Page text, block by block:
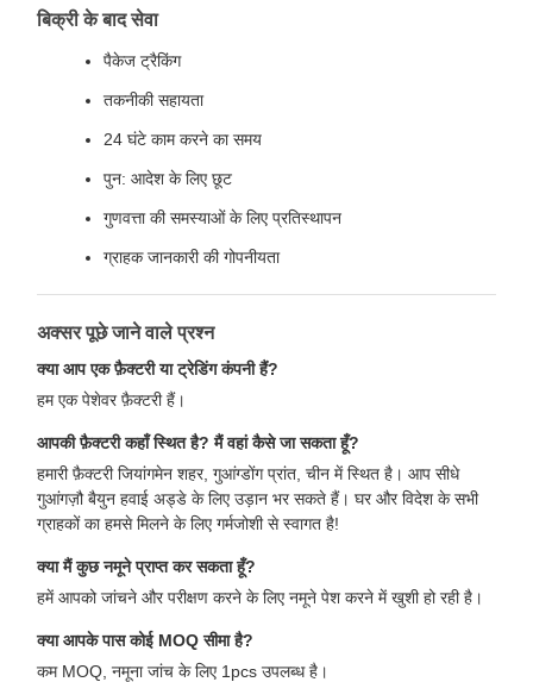
बिक्री के बाद सेवा
पैकेज ट्रैकिंग
तकनीकी सहायता
24 घंटे काम करने का समय
पुन: आदेश के लिए छूट
गुणवत्ता की समस्याओं के लिए प्रतिस्थापन
ग्राहक जानकारी की गोपनीयता
अक्सर पूछे जाने वाले प्रश्न
क्या आप एक फ़ैक्टरी या ट्रेडिंग कंपनी हैं?
हम एक पेशेवर फ़ैक्टरी हैं।
आपकी फ़ैक्टरी कहाँ स्थित है? मैं वहां कैसे जा सकता हूँ?
हमारी फ़ैक्टरी जियांगमेन शहर, गुआंग्डोंग प्रांत, चीन में स्थित है। आप सीधे
गुआंगज़ौ बैयुन हवाई अड्डे के लिए उड़ान भर सकते हैं। घर और विदेश के सभी
ग्राहकों का हमसे मिलने के लिए गर्मजोशी से स्वागत है!
क्या मैं कुछ नमूने प्राप्त कर सकता हूँ?
हमें आपको जांचने और परीक्षण करने के लिए नमूने पेश करने में खुशी हो रही है।
क्या आपके पास कोई MOQ सीमा है?
कम MOQ, नमूना जांच के लिए 1pcs उपलब्ध है।